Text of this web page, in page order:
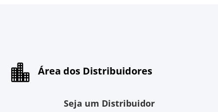
 Área dos Distribuidores
Seja um Distribuidor